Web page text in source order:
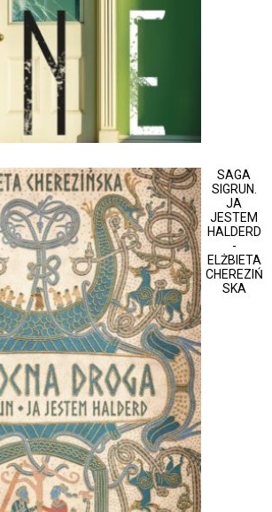
SAGA
SIGRUN.
JA
JESTEM
HALDERD
-
ELŻBIETA
CHEREZIŃ
SKA